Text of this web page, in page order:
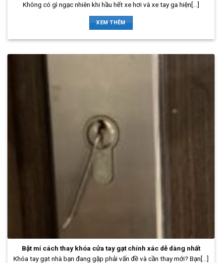
Không có gì ngạc nhiên khi hầu hết xe hơi và xe tay ga hiện[...]
XEM THÊM
Bật mí cách thay khóa cửa tay gạt chính xác dễ dàng nhất
Khóa tay gạt nhà bạn đang gặp phải vấn đề và cần thay mới? Bạn[...]